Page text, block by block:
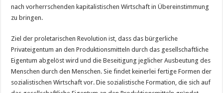
nach vorherrschenden kapitalistischen Wirtschaft in Übereinstimmung
zu bringen.
Ziel der proletarischen Revolution ist, dass das bürgerliche
Privateigentum an den Produktionsmitteln durch das gesellschaftliche
Eigentum abgelöst wird und die Beseitigung jeglicher Ausbeutung des
Menschen durch den Menschen. Sie findet keinerlei fertige Formen der
sozialistischen Wirtschaft vor. Die sozialistische Formation, die sich auf